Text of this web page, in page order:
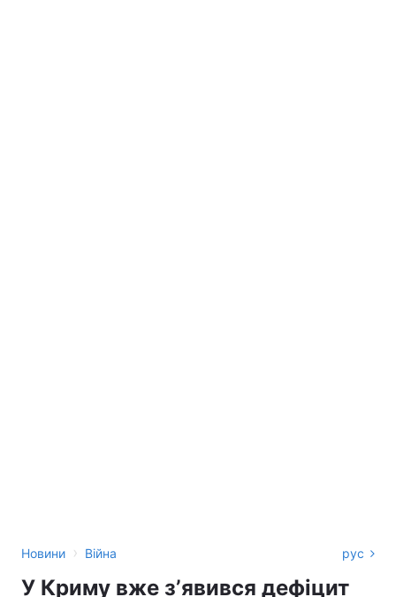
Новини › Війна рус
У Криму вже зʼявився дефіцит